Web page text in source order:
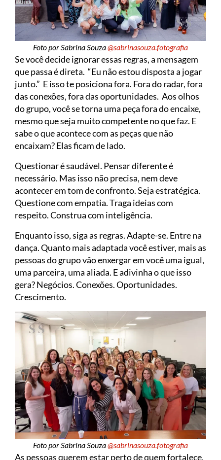
Foto por Sabrina Souza@sabrinasouza.fotografia
Se você decide ignorar essas regras, a mensagem
que passa é direta. “Eu não estou disposta a jogar
junto.” E isso te posiciona fora. Fora do radar, fora
das conexões, fora das oportunidades. Aos olhos
do grupo, você se torna uma peça fora do encaixe,
mesmo que seja muito competente no que faz. E
sabe o que acontece com as peças que não
encaixam? Elas ficam de lado.
Questionar é saudável. Pensar diferente é
necessário. Mas isso não precisa, nem deve
acontecer em tom de confronto. Seja estratégica.
Questione com empatia. Traga ideias com
respeito. Construa com inteligência.
Enquanto isso, siga as regras. Adapte-se. Entre na
dança. Quanto mais adaptada você estiver, mais as
pessoas do grupo vão enxergar em você uma igual,
uma parceira, uma aliada. E adivinha o que isso
gera? Negócios. Conexões. Oportunidades.
Crescimento.
Foto por Sabrina Souza@sabrinasouza.fotografia
As pessoas querem estar perto de quem fortalece,